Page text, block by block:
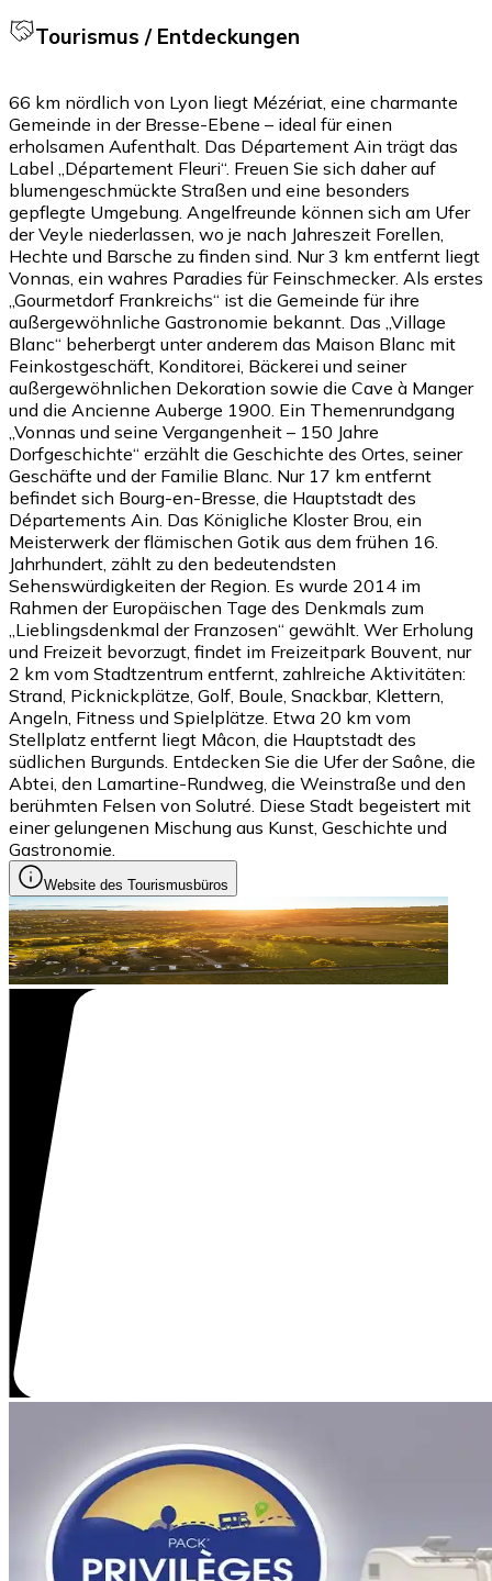
Tourismus / Entdeckungen
66 km nördlich von Lyon liegt Mézériat, eine charmante
Gemeinde in der Bresse-Ebene – ideal für einen
erholsamen Aufenthalt. Das Département Ain trägt das
Label „Département Fleuri“. Freuen Sie sich daher auf
blumengeschmückte Straßen und eine besonders
gepflegte Umgebung. Angelfreunde können sich am Ufer
der Veyle niederlassen, wo je nach Jahreszeit Forellen,
Hechte und Barsche zu finden sind. Nur 3 km entfernt liegt
Vonnas, ein wahres Paradies für Feinschmecker. Als erstes
„Gourmetdorf Frankreichs“ ist die Gemeinde für ihre
außergewöhnliche Gastronomie bekannt. Das „Village
Blanc“ beherbergt unter anderem das Maison Blanc mit
Feinkostgeschäft, Konditorei, Bäckerei und seiner
außergewöhnlichen Dekoration sowie die Cave à Manger
und die Ancienne Auberge 1900. Ein Themenrundgang
„Vonnas und seine Vergangenheit – 150 Jahre
Dorfgeschichte“ erzählt die Geschichte des Ortes, seiner
Geschäfte und der Familie Blanc. Nur 17 km entfernt
befindet sich Bourg-en-Bresse, die Hauptstadt des
Départements Ain. Das Königliche Kloster Brou, ein
Meisterwerk der flämischen Gotik aus dem frühen 16.
Jahrhundert, zählt zu den bedeutendsten
Sehenswürdigkeiten der Region. Es wurde 2014 im
Rahmen der Europäischen Tage des Denkmals zum
„Lieblingsdenkmal der Franzosen“ gewählt. Wer Erholung
und Freizeit bevorzugt, findet im Freizeitpark Bouvent, nur
2 km vom Stadtzentrum entfernt, zahlreiche Aktivitäten:
Strand, Picknickplätze, Golf, Boule, Snackbar, Klettern,
Angeln, Fitness und Spielplätze. Etwa 20 km vom
Stellplatz entfernt liegt Mâcon, die Hauptstadt des
südlichen Burgunds. Entdecken Sie die Ufer der Saône, die
Abtei, den Lamartine-Rundweg, die Weinstraße und den
berühmten Felsen von Solutré. Diese Stadt begeistert mit
einer gelungenen Mischung aus Kunst, Geschichte und
Gastronomie.
Website des Tourismusbüros